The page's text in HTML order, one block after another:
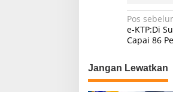
p
p
N
a
i
Pos
e-KTP:Di
Capai 86
Jangan Lewatkan